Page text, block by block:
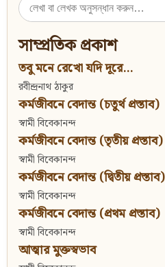
for:
সাম্প্রতিক প্রকাশ
তবু মনে রেখো যদি দূরে...
রবীন্দ্রনাথ ঠাকুর
কর্মজীবনে বেদান্ত (চতুর্থ প্রস্তাব)
স্বামী বিবেকানন্দ
কর্মজীবনে বেদান্ত (তৃতীয় প্রস্তাব)
স্বামী বিবেকানন্দ
কর্মজীবনে বেদান্ত (দ্বিতীয় প্রস্তাব)
স্বামী বিবেকানন্দ
কর্মজীবনে বেদান্ত (প্রথম প্রস্তাব)
স্বামী বিবেকানন্দ
আত্মার মুক্তস্বভাব